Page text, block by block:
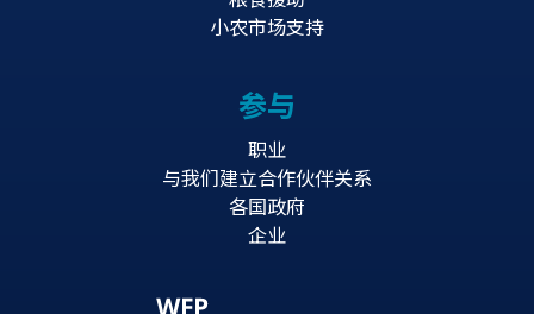
小农市场支持
参与
职业
与我们建立合作伙伴关系
各国政府
企业